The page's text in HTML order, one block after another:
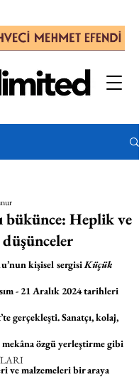
bükünce: Heplik ve
kişisel sergisi Küçük
- 21 Aralık 2024 tarihleri
gerçekleşti. Sanatçı, kolaj,
mekâna özgü yerleştirme gibi
ve malzemeleri bir araya